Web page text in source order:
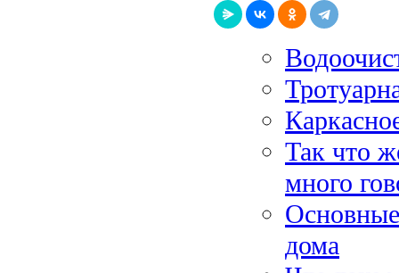
Так что
много
Основные
дома